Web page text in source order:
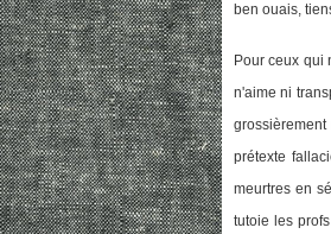
ben ouais,
Pour ceux qui
n'aime ni
prétexte
meurtres en
tutoie les